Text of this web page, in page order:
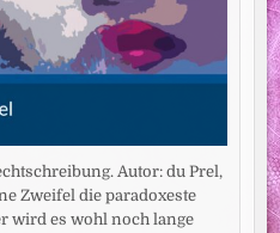
Autor: du Prel,
Zweifel die paradoxeste
wird es wohl noch lange